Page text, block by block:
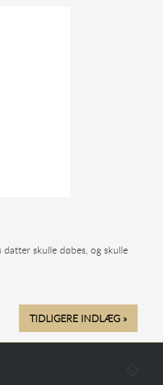
skulle døbes, og skulle
TIDLIGERE INDLÆG »